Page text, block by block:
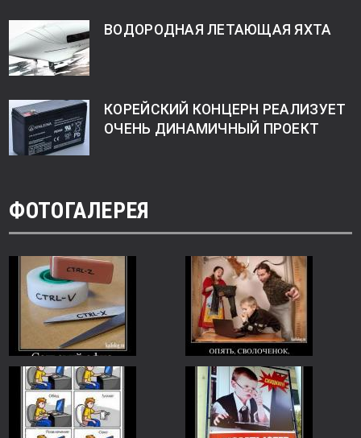
ВОДОРОДНАЯ ЛЕТАЮЩАЯ ЯХТА
КОРЕЙСКИЙ КОНЦЕРН РЕАЛИЗУЕТ
ОЧЕНЬ ДИНАМИЧНЫЙ ПРОЕКТ
ФОТОГАЛЕРЕЯ